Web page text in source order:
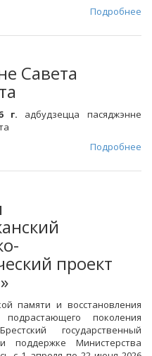
Подробнее
Савета
г. адбудзецца пасяджэнне
Подробнее
проект
памяти и восстановления
поколения
государственный
поддержке Министерства